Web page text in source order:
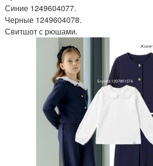
Синие 1249604077.
Черные 1249604078.
Свитшот с рюшами.